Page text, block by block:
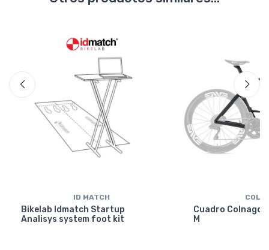
ID MATCH
Bikelab Idmatch Startup
Analisys system foot kit
Cuadro Colnago
M